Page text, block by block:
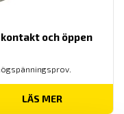
och öppen
LÄS MER